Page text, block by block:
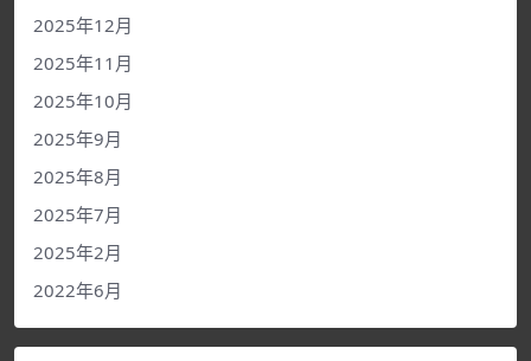
2025年12月
2025年11月
2025年10月
2025年9月
2025年8月
2025年7月
2025年2月
2022年6月